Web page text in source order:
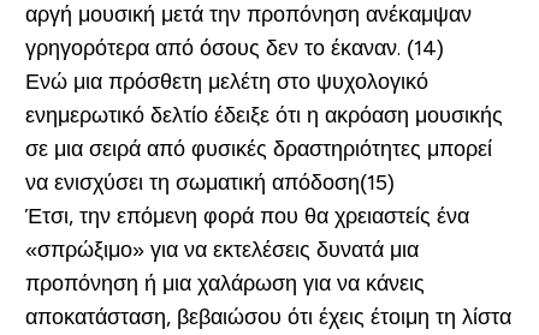
αργή μουσική μετά την προπόνηση ανέκαμψαν
γρηγορότερα από όσους δεν το έκαναν. (14)
Ενώ μια πρόσθετη μελέτη στο ψυχολογικό
ενημερωτικό δελτίο έδειξε ότι η ακρόαση μουσικής
σε μια σειρά από φυσικές δραστηριότητες μπορεί
να ενισχύσει τη σωματική απόδοση(15)
Έτσι, την επόμενη φορά που θα χρειαστείς ένα
«σπρώξιμο» για να εκτελέσεις δυνατά μια
προπόνηση ή μια χαλάρωση για να κάνεις
αποκατάσταση, βεβαιώσου ότι έχεις έτοιμη τη λίστα